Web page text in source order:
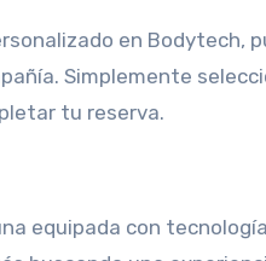
en Bodytech,
Simplemente
tu reserva.
equipada con